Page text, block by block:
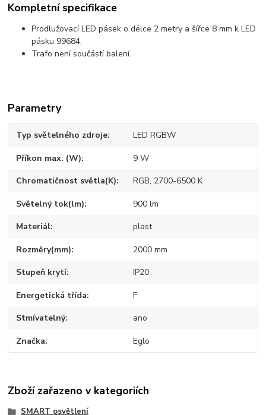
Kompletní specifikace
Prodlužovací LED pásek o délce 2 metry a šířce 8 mm k LED
pásku 99684.
Trafo není součástí balení.
Parametry
Typ světelného zdroje LED RGBW
Příkon max. (W) 9 W
Chromatičnost světla(K) RGB, 2700-6500 K
Světelný tok(lm) 900 lm
Materiál plast
Rozměry(mm) 2000 mm
Stupeň krytí IP20
Energetická třída F
Stmívatelný ano
Značka Eglo
Zboží zařazeno v kategoriích
SMART osvětlení